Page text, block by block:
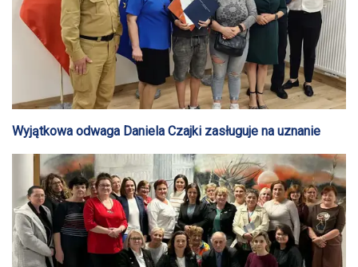
Wyjątkowa odwaga Daniela Czajki zasługuje na uznanie